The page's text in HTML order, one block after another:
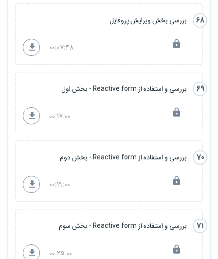
68 بررسی بخش ویرایش پروفایل
00:07:48
69 بررسی و استفاده از Reactive form - بخش اول
00:17:00
70 بررسی و استفاده از Reactive form - بخش دوم
00:19:00
71 بررسی و استفاده از Reactive form - بخش سوم
00:25:00